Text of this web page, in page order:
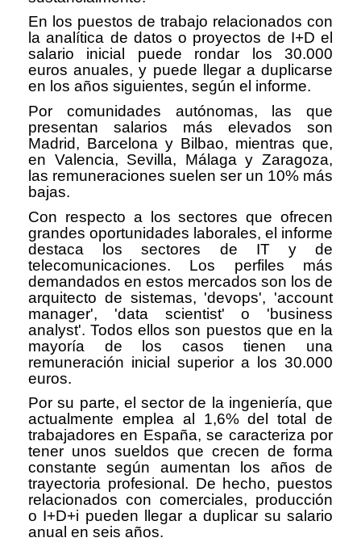
En los puestos de trabajo relacionados con
la analítica de datos o proyectos de I+D el
salario inicial puede rondar los 30.000
euros anuales, y puede llegar a duplicarse
en los años siguientes, según el informe.
Por comunidades autónomas, las que
presentan salarios más elevados son
Madrid, Barcelona y Bilbao, mientras que,
en Valencia, Sevilla, Málaga y Zaragoza,
las remuneraciones suelen ser un 10% más
bajas.
Con respecto a los sectores que ofrecen
grandes oportunidades laborales, el informe
destaca los sectores de IT y de
telecomunicaciones. Los perfiles más
demandados en estos mercados son los de
arquitecto de sistemas, 'devops', 'account
manager', 'data scientist' o 'business
analyst'. Todos ellos son puestos que en la
mayoría de los casos tienen una
remuneración inicial superior a los 30.000
euros.
Por su parte, el sector de la ingeniería, que
actualmente emplea al 1,6% del total de
trabajadores en España, se caracteriza por
tener unos sueldos que crecen de forma
constante según aumentan los años de
trayectoria profesional. De hecho, puestos
relacionados con comerciales, producción
o I+D+i pueden llegar a duplicar su salario
anual en seis años.